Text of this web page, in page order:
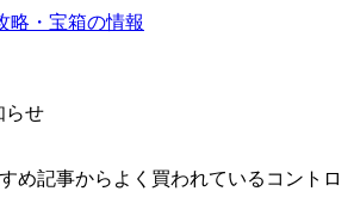
略・宝箱の情報
らせ
すめ記事からよく買われているコントロ